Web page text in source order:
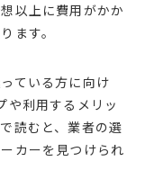
以上に費用がかか
ます。
ている方に向け
や利用するメリッ
読むと、業者の選
カーを見つけられ